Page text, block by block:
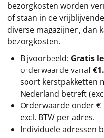
bezorgkosten worden
of staan in de
diverse magazijnen, dan
bezorgkosten.
Bijvoorbeeld: Gratis
orderwaarde vanaf
soort kerstpakketten
Nederland betreft
Orderwaarde onder €
excl. BTW per adres.
Individuele adressen